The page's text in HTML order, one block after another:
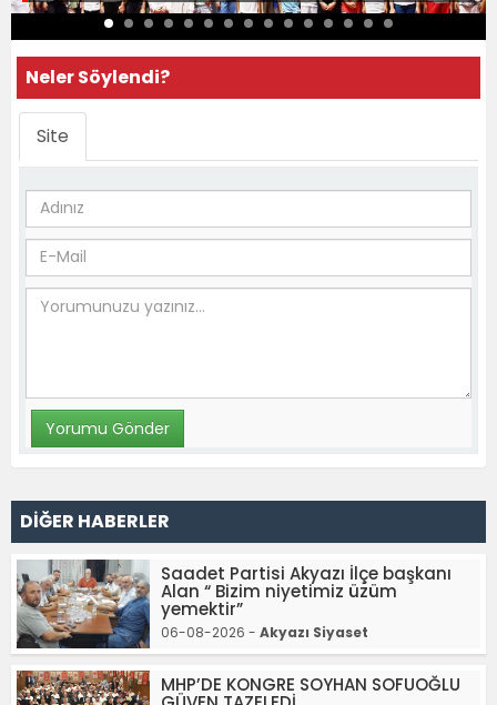
Neler Söylendi?
Site
DİĞER HABERLER
Saadet Partisi Akyazı İlçe başkanı
Alan “ Bizim niyetimiz üzüm
yemektir”
06-08-2026 - Akyazı Siyaset
MHP’DE KONGRE SOYHAN SOFUOĞLU